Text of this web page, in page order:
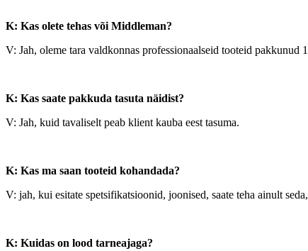
K: Kas olete tehas või Middleman?
V: Jah, oleme tara valdkonnas professionaalseid tooteid pakkunud
K: Kas saate pakkuda tasuta näidist?
V: Jah, kuid tavaliselt peab klient kauba eest tasuma.
K: Kas ma saan tooteid kohandada?
V: jah, kui esitate spetsifikatsioonid, joonised, saate teha ainult
K: Kuidas on lood tarneajaga?